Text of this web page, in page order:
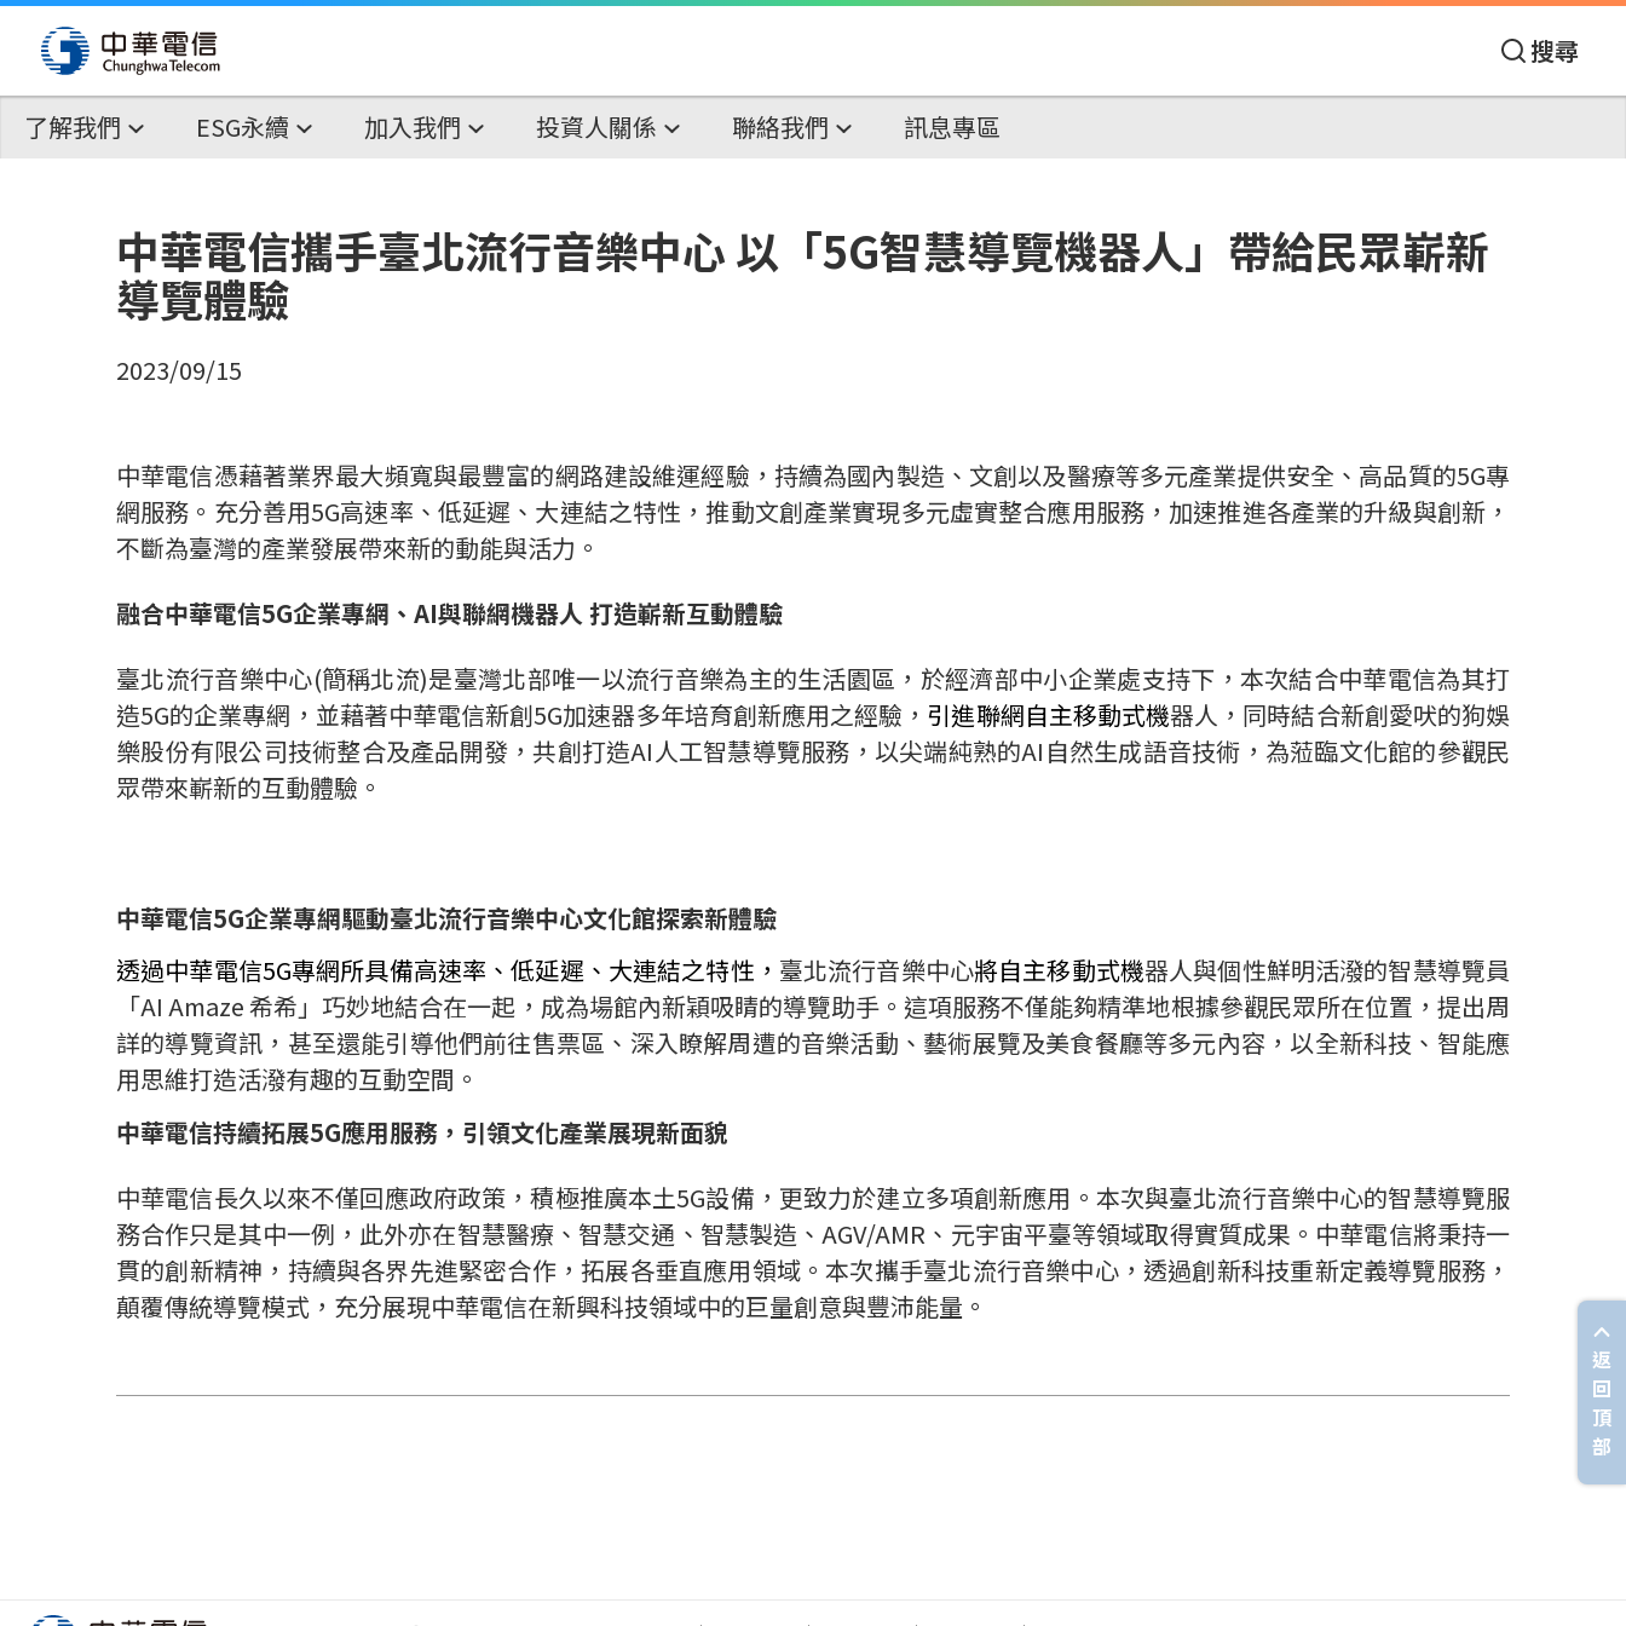
搜尋
了解我們 ESG永續 加入我們 投資人關係 聯絡我們 訊息專區
中華電信攜手臺北流行音樂中心 以「5G智慧導覽機器人」帶給民眾嶄新
導覽體驗
2023/09/15
中華電信憑藉著業界最大頻寬與最豐富的網路建設維運經驗，持續為國內製造、文創以及醫療等多元產業提供安全、高品質的5G專
網服務。充分善用5G高速率、低延遲、大連結之特性，推動文創產業實現多元虛實整合應用服務，加速推進各產業的升級與創新，
不斷為臺灣的產業發展帶來新的動能與活力。
融合中華電信5G企業專網、 AI與聯網機器人打造嶄新互動體驗
臺北流行音樂中心(簡稱北流)是臺灣北部唯一以流行音樂為主的生活園區，於經濟部中小企業處支持下，本次結合中華電信為其打
造5G的企業專網，並藉著中華電信新創5G加速器多年培育創新應用之經驗， 引進聯網自主移動式機器人，同時結合新創愛吠的狗娛
樂股份有限公司技術整合及產品開發，共創打造AI人工智慧導覽服務，以尖端純熟的AI 自然生成語音技術，為蒞臨文化館的參觀民
眾帶來嶄新的互動體驗。
中華電信5G企業專網驅動臺北流行音樂中心文化館探索新體驗
透過中華電信5G專網所具備高速率、低延遲、大連結之特性， 臺北流行音樂中心將自主移動式機器人與個性鮮明活潑的智慧導覽員
「AI Amaze希希」巧妙地結合在一起，成為場館內新穎吸睛的導覽助手。這項服務不僅能夠精準地根據參觀民眾所在位置，提出周
詳的導覽資訊，甚至還能引導他們前往售票區、深入瞭解周遭的音樂活動、藝術展覽及美食餐廳等多元內容，以全新科技、智能應
用思維打造活潑有趣的互動空間。
中華電信持續拓展5G應用服務，引領文化產業展現新面貌
中華電信長久以來不僅回應政府政策，積極推廣本土5G設備，更致力於建立多項創新應用。本次與臺北流行音樂中心的智慧導覽服
務合作只是其中一例，此外亦在智慧醫療、智慧交通、智慧製造、 AGV/AMR 、元宇宙平臺等領域取得實質成果。中華電信將秉持一
貫的創新精神，持續與各界先進緊密合作，拓展各垂直應用領域。本次攜手臺北流行音樂中心，透過創新科技重新定義導覽服務，
顛覆傳統導覽模式，充分展現中華電信在新興科技領域中的巨量創意與豐沛能量。
返
回
頂
部